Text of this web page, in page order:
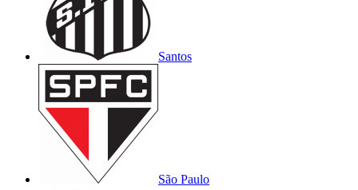
Santos
São Paulo